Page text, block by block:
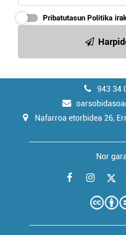
Pribatutasun Politika
943 34
Nafarroa etorbidea 26,
Nor